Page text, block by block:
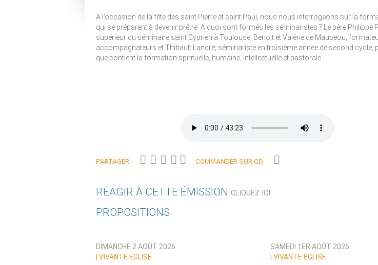
A l’occasion de la fête des saint Pierre et saint Paul, nous nous interrogeons sur la
qui se préparent à devenir prêtre. A quoi sont formés les séminaristes ? Le père Philippe
supérieur du séminaire saint Cyprien à Toulouse, Benoit et Valérie de Maupeou,
accompagnateurs et Thibault Landré, séminariste en troisième année de second cycle,
que contient la formation spirituelle, humaine, intellectuelle et pastorale.
PARTAGER COMMANDER SUR CD
RÉAGIR À CETTE ÉMISSION CLIQUEZ ICI
Nom
PROPOSITIONS
DIMANCHE 2 AOÛT 2026
VIVANTE EGLISE
SAMEDI 1ER AOÛT 2026
VIVANTE EGLISE